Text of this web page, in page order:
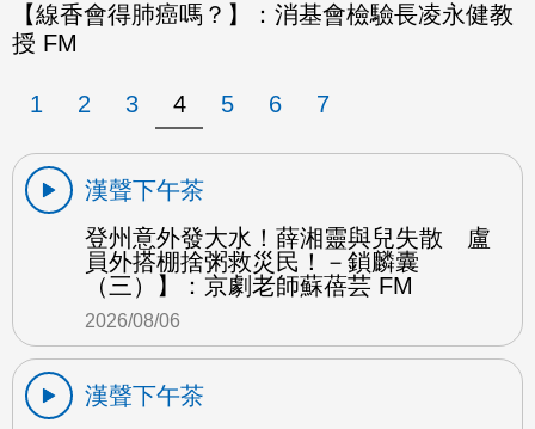
【線香會得肺癌嗎？】：消基會檢驗長凌永健教
授 FM
1 2 3 4 5 6 7
漢聲下午茶
登州意外發大水！薛湘靈與兒失散 盧
員外搭棚捨粥救災民！－鎖麟囊
（三）】：京劇老師蘇蓓芸 FM
2026/08/06
漢聲下午茶